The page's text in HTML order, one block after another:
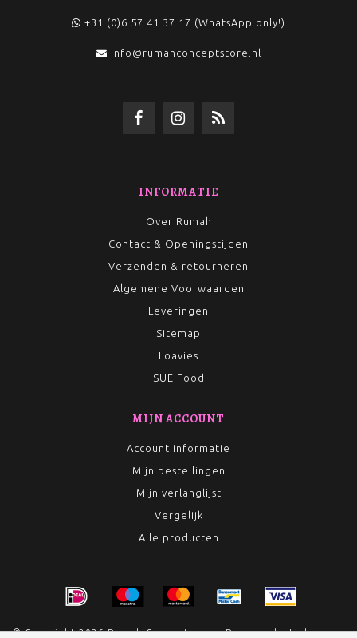
+31 (0)6 57 41 37 17 (WhatsApp only!)
info@rumahconceptstore.nl
INFORMATIE
Over Rumah
Contact & Openingstijden
Verzenden & retourneren
Algemene Voorwaarden
Leveringen
Sitemap
Loavies
SUE Food
MIJN ACCOUNT
Account informatie
Mijn bestellingen
Mijn verlanglijst
Vergelijk
Alle producten
© Copyright 2026 Rumah Conceptstore - Powered byLightspeed